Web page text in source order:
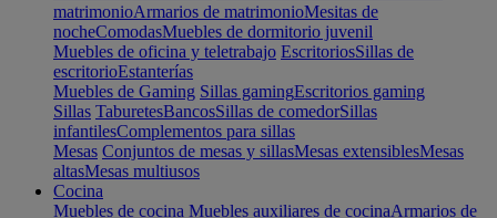
matrimonioArmarios de matrimonioMesitas de
nocheComodasMuebles de dormitorio juvenil
Muebles de oficina y teletrabajo EscritoriosSillas de
escritorioEstanterías
Muebles de Gaming Sillas gamingEscritorios gaming
Sillas TaburetesBancosSillas de comedorSillas
infantilesComplementos para sillas
Mesas Conjuntos de mesas y sillasMesas extensiblesMesas
altasMesas multiusos
Cocina
Muebles de cocina Muebles auxiliares de cocinaArmarios de